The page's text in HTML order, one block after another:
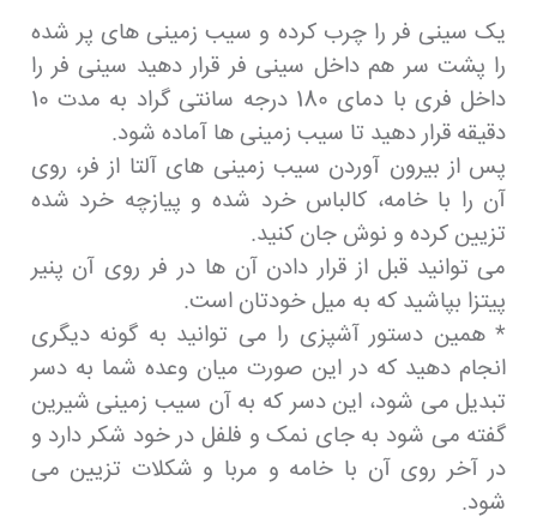
یک سینی فر را چرب کرده و سیب زمینی های پر شده
را پشت سر هم داخل سینی فر قرار دهید سینی فر را
داخل فری با دمای 180 درجه سانتی گراد به مدت 10
دقیقه قرار دهید تا سیب زمینی ها آماده شود.
پس از بیرون آوردن سیب زمینی های آلتا از فر، روی
آن را با خامه، کالباس خرد شده و پیازچه خرد شده
تزیین کرده و نوش جان کنید.
می توانید قبل از قرار دادن آن ها در فر روی آن پنیر
پیتزا بپاشید که به میل خودتان است.
* همین دستور آشپزی را می توانید به گونه دیگری
انجام دهید که در این صورت میان وعده شما به دسر
تبدیل می شود، این دسر که به آن سیب زمینی شیرین
گفته می شود به جای نمک و فلفل در خود شکر دارد و
در آخر روی آن با خامه و مربا و شکلات تزیین می
شود.